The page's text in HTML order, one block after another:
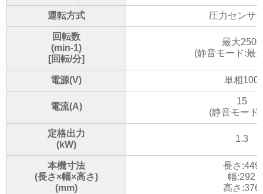
運転方式 圧力センサ
回転数
(min-1)
[回転/分]
最大2500
(静音モード:最
電源(V) 単相100
電流(A)
15
(静音モード
定格出力
(kW)
1.3
本機寸法
(長さ×幅×高さ)
(mm)
長さ:449
幅:292
高さ:376